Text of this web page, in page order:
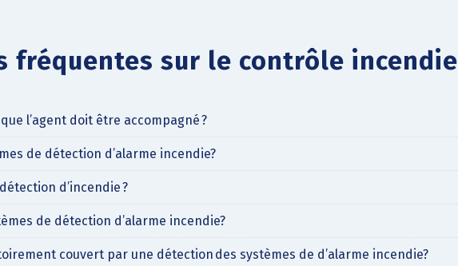
fréquentes sur le contrôle incendie
l’agent doit être accompagné ?
de détection d’alarme incendie?
d’incendie ?
de détection d’alarme incendie?
couvert par une détection des systèmes de d’alarme incendie?